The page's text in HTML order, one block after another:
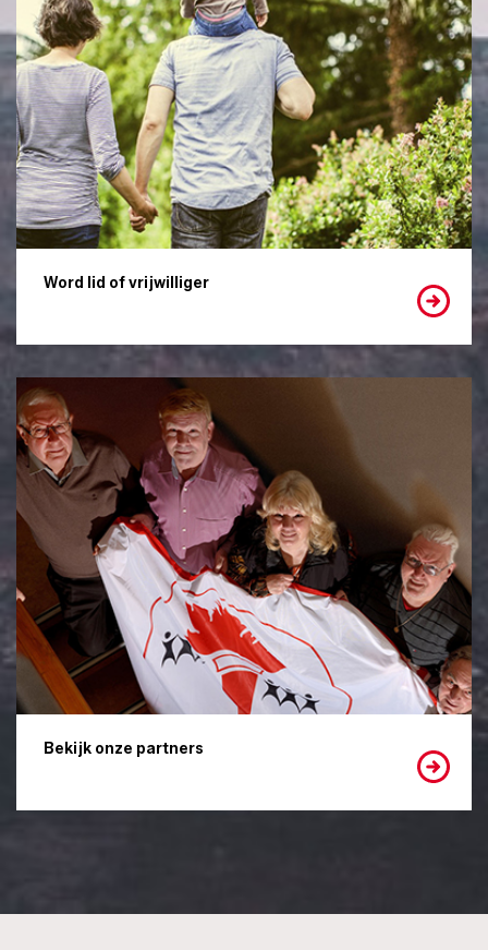
Word lid of vrijwilliger
Bekijk onze partners